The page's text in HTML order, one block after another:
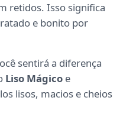
retidos. Isso significa
e bonito por
sentirá a diferença
Liso Mágico e
lisos, macios e cheios